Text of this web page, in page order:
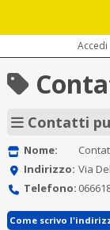
Accedi
Contatti
Nome:
Indirizzo: Via
Telefono:
Come scrivo